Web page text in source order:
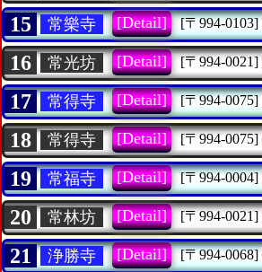
15 常樂寺 [Detail] [〒994-0103]
16 常光坊 [Detail] [〒994-0021]
17 常得寺 [Detail] [〒994-0075]
18 常得寺 [Detail] [〒994-0075]
19 常福寺 [Detail] [〒994-0004]
20 常林坊 [Detail] [〒994-0021]
21 浄勝寺 [Detail] [〒994-0068]